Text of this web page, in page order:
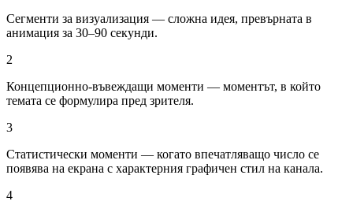
Сегменти за визуализация — сложна идея, превърната в
анимация за 30–90 секунди.
2
Концепционно-въвеждащи моменти — моментът, в който
темата се формулира пред зрителя.
3
Статистически моменти — когато впечатляващо число се
появява на екрана с характерния графичен стил на канала.
4